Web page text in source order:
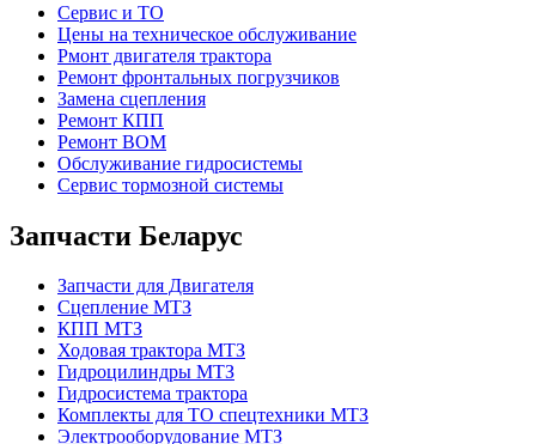
Сервис и ТО
Цены на техническое обслуживание
Рмонт двигателя трактора
Ремонт фронтальных погрузчиков
Замена сцепления
Ремонт КПП
Ремонт ВОМ
Обслуживание гидросистемы
Сервис тормозной системы
Запчасти Беларус
Запчасти для Двигателя
Сцепление МТЗ
КПП МТЗ
Ходовая трактора МТЗ
Гидроцилиндры МТЗ
Гидросистема трактора
Комплекты для ТО спецтехники МТЗ
Электрооборудование МТЗ